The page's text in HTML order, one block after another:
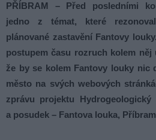
PŘÍBRAM – Před posledními
jedno z témat, které
plánované zastavění Fantovy
postupem času rozruch kolem něj
že by se kolem Fantovy louky nic
město na svých webových
zprávu projektu
a posudek – Fantova louka,